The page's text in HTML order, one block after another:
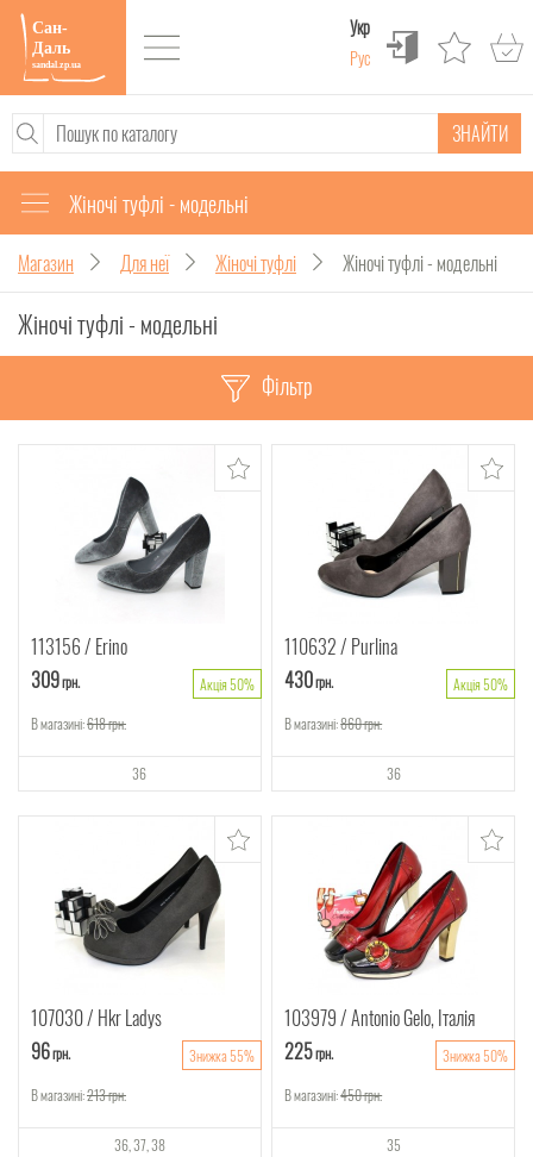
Укр
Рус
ЗНАЙТИ
Жіночі туфлі - модельні
Магазин Для неї Жіночі туфлі Жіночі туфлі - модельні
Жіночі туфлі - модельні
Фільтр
113156 Erino
309грн.
Акція 50%
В магазині:618грн.
36
110632 Purlina
430грн.
Акція 50%
В магазині:860грн.
36
107030 Hkr Ladys
96грн.
Знижка 55%
В магазині:213грн.
36 37 38
103979 Antonio Gelo, Італія
225грн.
Знижка 50%
В магазині:450грн.
35